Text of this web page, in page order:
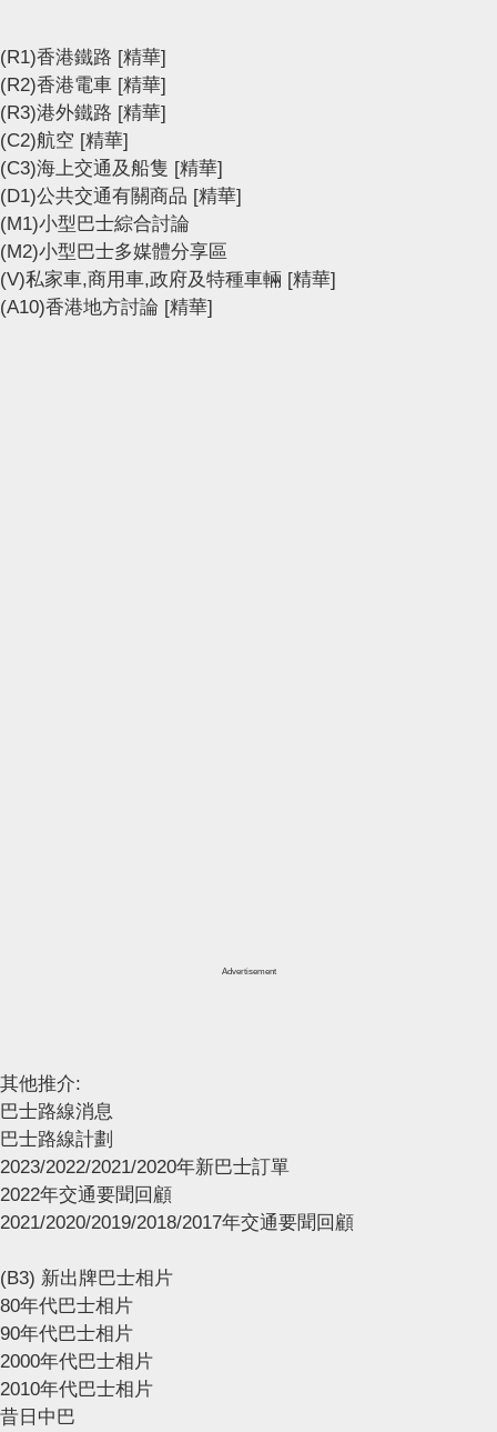
(R1)香港鐵路 [精華]
(R2)香港電車 [精華]
(R3)港外鐵路 [精華]
(C2)航空 [精華]
(C3)海上交通及船隻 [精華]
(D1)公共交通有關商品 [精華]
(M1)小型巴士綜合討論
(M2)小型巴士多媒體分享區
(V)私家車,商用車,政府及特種車輛 [精華]
(A10)香港地方討論 [精華]
Advertisement
其他推介:
巴士路線消息
巴士路線計劃
2023/2022/2021/2020年新巴士訂單
2022年交通要聞回顧
2021/2020/2019/2018/2017年交通要聞回顧
(B3) 新出牌巴士相片
80年代巴士相片
90年代巴士相片
2000年代巴士相片
2010年代巴士相片
昔日中巴